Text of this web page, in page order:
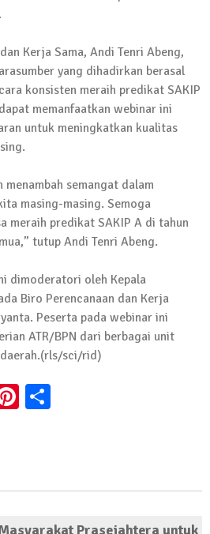
Kerja Sama, Andi Tenri Abeng,
yang dihadirkan berasal
konsisten meraih predikat SAKIP
memanfaatkan webinar ini
untuk meningkatkan kualitas
semangat dalam
masing-masing. Semoga
meraih predikat SAKIP A di tahun
tutup Andi Tenri Abeng.
dimoderatori oleh Kepala
Biro Perencanaan dan Kerja
Peserta pada webinar ini
ATR/BPN dari berbagai unit
sci/rid)
Pinterest
Prasejahtera untuk